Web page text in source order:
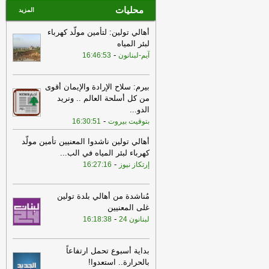
محليات المزيد
أهالي تولين: لتأمين مولّد كهرباء
لبئر المياه
آيم-لبنانون -
16:46:53
بيرم: سلاح الإرادة والإيمان أقوى
من كل أسلحة العالم .. ونريد
الدو...
بتوقيت بيروت -
16:30:51
أهالي تولين ناشدوا المعنيين تأمين مولّد
كهرباء لبئر المياه في الب...
إرتكاز نيوز -
16:27:16
مُناشدة من أهالي بلدة تولين
غلى المعنيين
لبنانون 24 -
16:18:38
بداية أسبوع تحمل ارتفاعاً
بالحرارة.. استعدوا!